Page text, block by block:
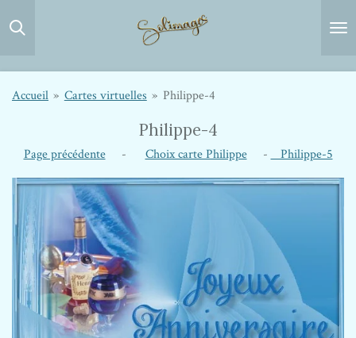
Passer
Accueil » Cartes virtuelles » Philippe-4
Philippe-4
Page précédente- Choix carte Philippe- Philippe-5